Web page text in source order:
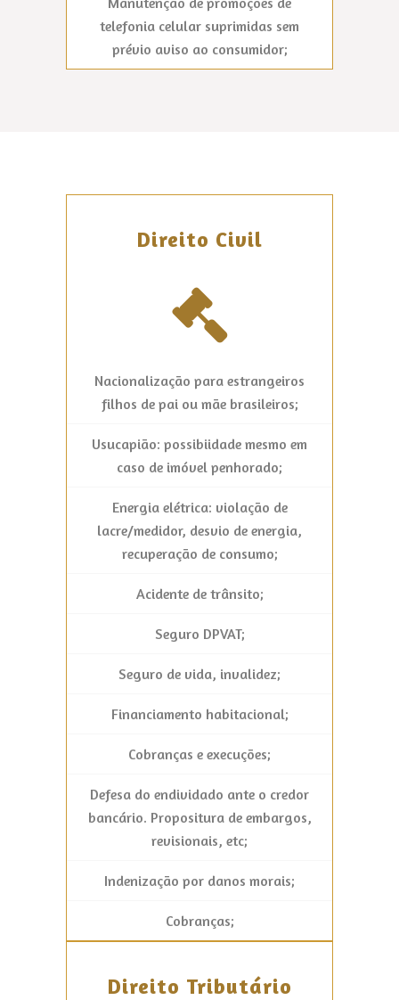
telefonia celular suprimidas sem
prévio aviso ao consumidor;
Direito Civil
Nacionalização para estrangeiros
filhos de pai ou mãe brasileiros;
Usucapião: possibiidade mesmo em
caso de imóvel penhorado;
Energia elétrica: violação de
lacre/medidor, desvio de energia,
recuperação de consumo;
Acidente de trânsito;
Seguro DPVAT;
Seguro de vida, invalidez;
Financiamento habitacional;
Cobranças e execuções;
Defesa do endividado ante o credor
bancário. Propositura de embargos,
revisionais, etc;
Indenização por danos morais;
Cobranças;
Direito Tributário